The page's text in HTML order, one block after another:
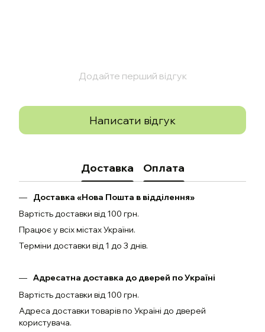
Додайте перший відгук
Написати відгук
Доставка Оплата
Доставка «Нова Пошта в відділення»
Вартість доставки від 100 грн.
Працює у всіх містах України.
Терміни доставки від 1 до 3 днів.
Адресатна доставка до дверей по Україні
Вартість доставки від 100 грн.
Адреса доставки товарів по Україні до дверей
користувача.